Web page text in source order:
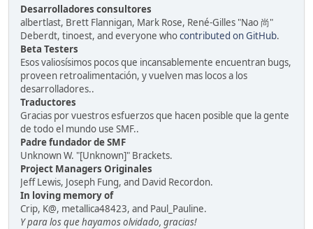
Desarrolladores consultores
albertlast, Brett Flannigan, Mark Rose, René-Gilles "Nao 尚"
Deberdt, tinoest, and everyone whocontributed on GitHub.
Beta Testers
Esos valiosísimos pocos que incansablemente encuentran bugs,
proveen retroalimentación, y vuelven mas locos a los
desarrolladores..
Traductores
Gracias por vuestros esfuerzos que hacen posible que la gente
de todo el mundo use SMF..
Padre fundador de SMF
Unknown W. "[Unknown]" Brackets.
Project Managers Originales
Jeff Lewis, Joseph Fung, and David Recordon.
In loving memory of
Crip, K@, metallica48423, and Paul_Pauline.
Y para los que hayamos olvidado, gracias!